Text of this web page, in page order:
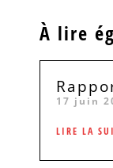
À lire
17 juin
LIRE LA